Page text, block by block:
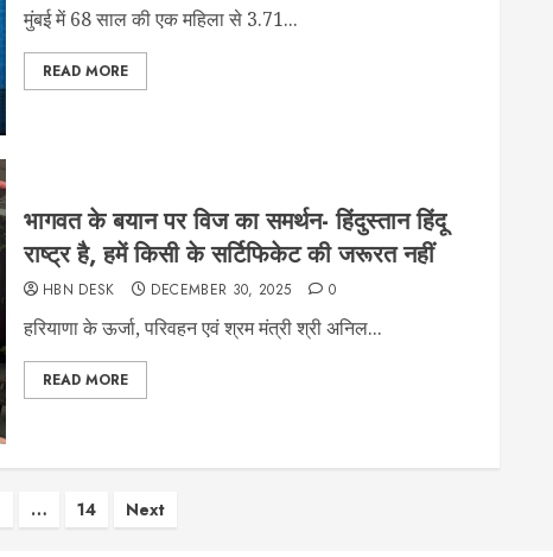
मुंबई में 68 साल की एक महिला से 3.71...
READ MORE
भागवत के बयान पर विज का समर्थन- हिंदुस्तान हिंदू
राष्ट्र है, हमें किसी के सर्टिफिकेट की जरूरत नहीं
HBN DESK DECEMBER 30, 2025 0
हरियाणा के ऊर्जा, परिवहन एवं श्रम मंत्री श्री अनिल...
READ MORE
… 14 Next